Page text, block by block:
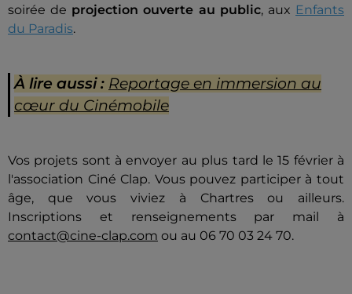
soirée de projection ouverte au public, aux Enfants
du Paradis.
À lire aussi : Reportage en immersion au
cœur du Cinémobile
Vos projets sont à envoyer au plus tard le 15 février à
l'association Ciné Clap. Vous pouvez participer à tout
âge, que vous viviez à Chartres ou ailleurs.
Inscriptions et renseignements par mail à
contact@cine-clap.com ou au 06 70 03 24 70.